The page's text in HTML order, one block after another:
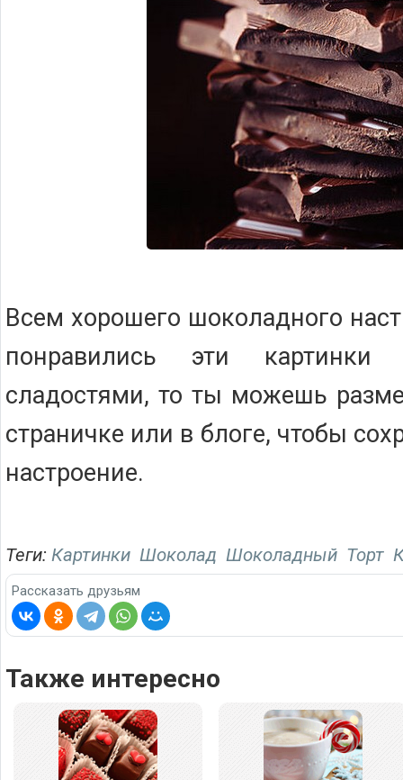
Всем хорошего шоколадного
понравились эти
сладостями, то ты можешь
страничке или в блоге, чтобы
настроение.
Теги: Картинки Шоколад Шоколадный Торт
Рассказать друзьям
Также интересно